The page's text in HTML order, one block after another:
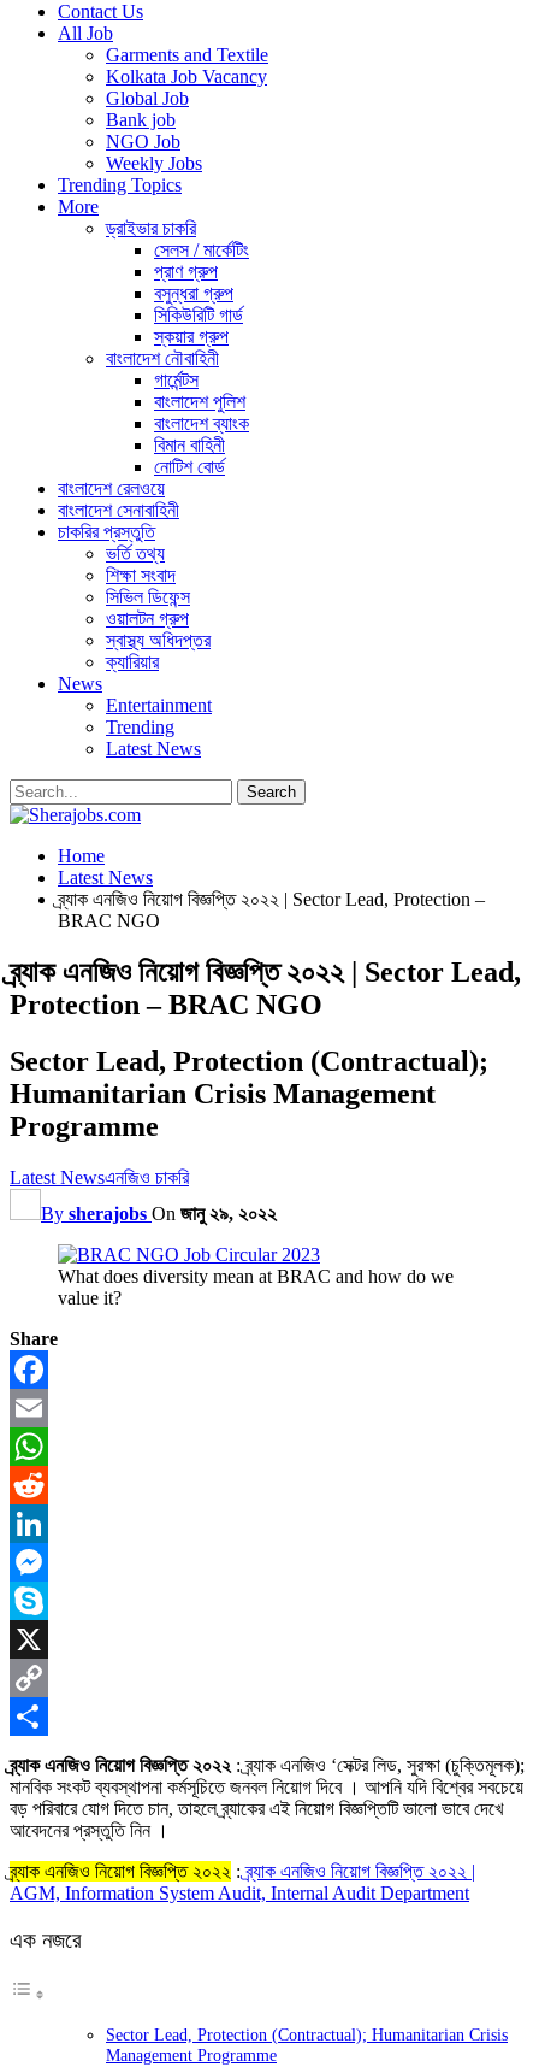
Contact Us
All Job
Garments and Textile
Kolkata Job Vacancy
Global Job
Bank job
NGO Job
Weekly Jobs
Trending Topics
More
ড্রাইভার চাকরি
সেলস / মার্কেটিং
প্রাণ গ্রুপ
বসুন্ধরা গ্রুপ
সিকিউরিটি গার্ড
স্কয়ার গ্রুপ
বাংলাদেশ নৌবাহিনী
গার্মেন্টস
বাংলাদেশ পুলিশ
বাংলাদেশ ব্যাংক
বিমান বাহিনী
নোটিশ বোর্ড
বাংলাদেশ রেলওয়ে
বাংলাদেশ সেনাবাহিনী
চাকরির প্রস্তুতি
ভর্তি তথ্য
শিক্ষা সংবাদ
সিভিল ডিফেন্স
ওয়ালটন গ্রুপ
স্বাস্থ্য অধিদপ্তর
ক্যারিয়ার
News
Entertainment
Trending
Latest News
Home
Latest News
ব্র্যাক এনজিও নিয়োগ বিজ্ঞপ্তি ২০২২ | Sector Lead, Protection –
BRAC NGO
ব্র্যাক এনজিও নিয়োগ বিজ্ঞপ্তি ২০২২ | Sector Lead,
Protection – BRAC NGO
Sector Lead, Protection (Contractual);
Humanitarian Crisis Management
Programme
Latest Newsএনজিও চাকরি
By sherajobs On জানু ২৯, ২০২২
What does diversity mean at BRAC and how do we
value it?
Share
Facebook
Email
WhatsApp
Reddit
LinkedIn
Messenger
Skype
X
Copy
Link
Share
ব্র্যাক এনজিও নিয়োগ বিজ্ঞপ্তি ২০২২ : ব্র্যাক এনজিও ‘সেক্টর লিড, সুরক্ষা (চুক্তিমূলক);
মানবিক সংকট ব্যবস্থাপনা কর্মসূচিতে জনবল নিয়োগ দিবে । আপনি যদি বিশ্বের সবচেয়ে
বড় পরিবারে যোগ দিতে চান, তাহলে ব্র্যাকের এই নিয়োগ বিজ্ঞপ্তিটি ভালো ভাবে দেখে
আবেদনের প্রস্তুতি নিন ।
ব্র্যাক এনজিও নিয়োগ বিজ্ঞপ্তি ২০২২ :ব্র্যাক এনজিও নিয়োগ বিজ্ঞপ্তি ২০২২ |
AGM, Information System Audit, Internal Audit Department
এক নজরে
Sector Lead, Protection (Contractual); Humanitarian Crisis
Management Programme